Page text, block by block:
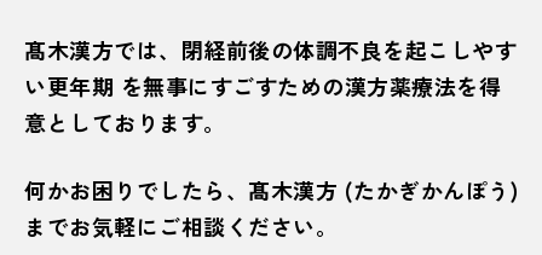
髙木漢方では、閉経前後の体調不良を起こしやす
い更年期 を無事にすごすための漢方薬療法を得
意としております。
何かお困りでしたら、髙木漢方 (たかぎかんぽう)
までお気軽にご相談ください。